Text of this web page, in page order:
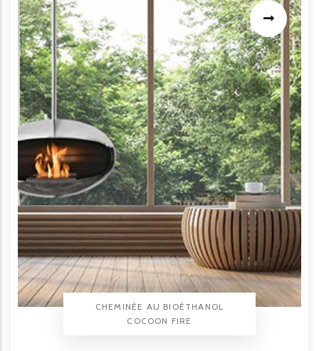
TYPE PRODUIT
CHEMINÉE AU BIOÉTHANOL
COCOON FIRE